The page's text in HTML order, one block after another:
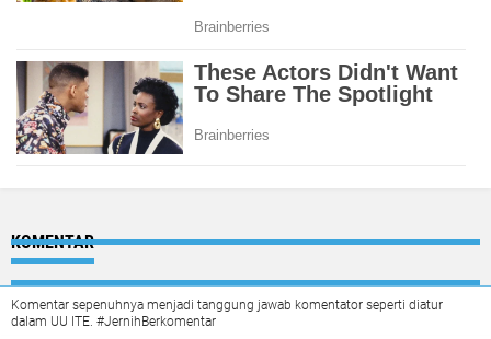
KOMENTAR
Komentar sepenuhnya menjadi tanggung jawab komentator seperti diatur
dalam UU ITE. #JernihBerkomentar